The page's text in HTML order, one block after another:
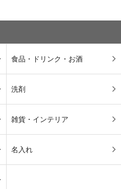
食品・ドリンク・お酒
洗剤
雑貨・インテリア
名入れ